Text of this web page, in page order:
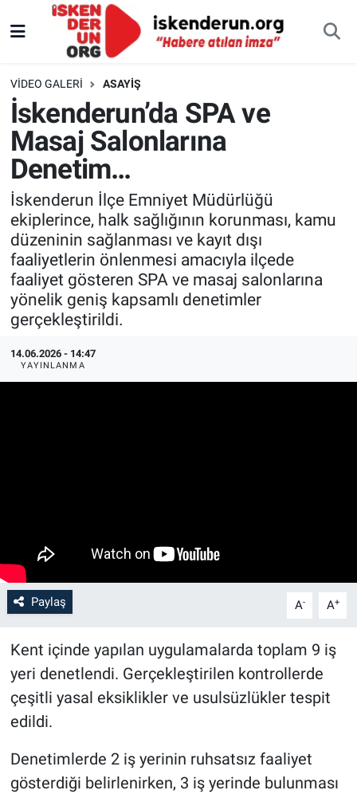
VIDEO GALERI ASAYIŞ
İskenderun’da SPA ve
Masaj Salonlarına
Denetim…
İskenderun İlçe Emniyet Müdürlüğü
ekiplerince, halk sağlığının korunması, kamu
düzeninin sağlanması ve kayıt dışı
faaliyetlerin önlenmesi amacıyla ilçede
faaliyet gösteren SPA ve masaj salonlarına
yönelik geniş kapsamlı denetimler
gerçekleştirildi.
14.06.2026 - 14:47
YAYINLANMA
Paylaş A- A+
Kent içinde yapılan uygulamalarda toplam 9 iş
yeri denetlendi. Gerçekleştirilen kontrollerde
çeşitli yasal eksiklikler ve usulsüzlükler tespit
edildi.
Denetimlerde 2 iş yerinin ruhsatsız faaliyet
gösterdiği belirlenirken, 3 iş yerinde bulunması